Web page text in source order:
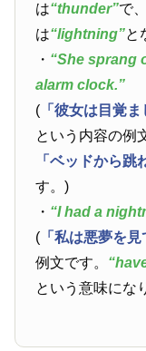
は“thunder”で、
は“lightning”と
・ “She sprang
alarm clock.”
( 「彼女は目覚
という内容の例
「ベッドから跳
す。)
・ “I had a
( 「私は悪夢を
例文です。
という意味にな